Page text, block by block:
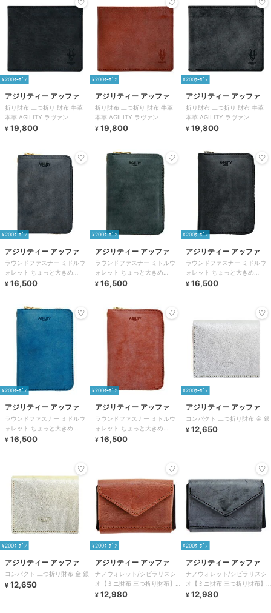
¥200ｸｰﾎﾟﾝ
アジリティー アッファ
折り財布 二つ折り 財布 牛革
本革 AGILITY ラヴァン
¥ 19,800
¥200ｸｰﾎﾟﾝ
アジリティー アッファ
折り財布 二つ折り 財布 牛革
本革 AGILITY ラヴァン
¥ 19,800
¥200ｸｰﾎﾟﾝ
アジリティー アッファ
折り財布 二つ折り 財布 牛革
本革 AGILITY ラヴァン
¥ 19,800
¥200ｸｰﾎﾟﾝ
アジリティー アッファ
ラウンドファスナー ミドルウ
ォレット ちょっと大きめ
AGILITY アジリティ
¥ 16,500
¥200ｸｰﾎﾟﾝ
アジリティー アッファ
ラウンドファスナー ミドルウ
ォレット ちょっと大きめ
AGILITY アジリティ
¥ 16,500
¥200ｸｰﾎﾟﾝ
アジリティー アッファ
ラウンドファスナー ミドルウ
ォレット ちょっと大きめ
AGILITY アジリティ
¥ 16,500
¥200ｸｰﾎﾟﾝ
アジリティー アッファ
ラウンドファスナー ミドルウ
ォレット ちょっと大きめ
AGILITY アジリティ
¥ 16,500
¥200ｸｰﾎﾟﾝ
アジリティー アッファ
ラウンドファスナー ミドルウ
ォレット ちょっと大きめ
AGILITY アジリティ
¥ 16,500
¥200ｸｰﾎﾟﾝ
アジリティー アッファ
コンパクト 二つ折り財布 金 銀
¥ 12,650
¥200ｸｰﾎﾟﾝ
アジリティー アッファ
コンパクト 二つ折り財布 金 銀
¥ 12,650
¥200ｸｰﾎﾟﾝ
アジリティー アッファ
ナノウォレット/シビラリスシ
オ【ミニ財布 三つ折り財布】
AGILITY
¥ 12,980
¥200ｸｰﾎﾟﾝ
アジリティー アッファ
ナノウォレット/シビラリスシ
オ【ミニ財布 三つ折り財布】
AGILITY
¥ 12,980